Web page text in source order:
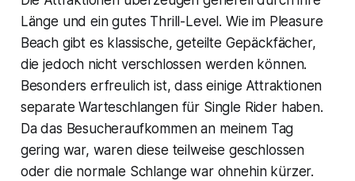
Länge und ein gutes Thrill-Level. Wie im Pleasure
Beach gibt es klassische, geteilte Gepäckfächer,
die jedoch nicht verschlossen werden können.
Besonders erfreulich ist, dass einige Attraktionen
separate Warteschlangen für Single Rider haben.
Da das Besucheraufkommen an meinem Tag
gering war, waren diese teilweise geschlossen
oder die normale Schlange war ohnehin kürzer.